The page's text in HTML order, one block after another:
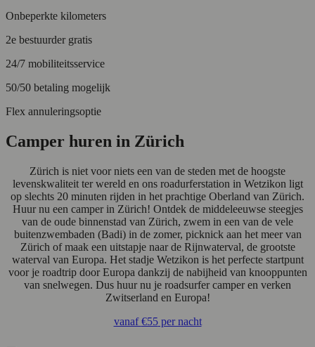
Onbeperkte kilometers
2e bestuurder gratis
24/7 mobiliteitsservice
50/50 betaling mogelijk
Flex annuleringsoptie
Camper huren in Zürich
Zürich is niet voor niets een van de steden met de hoogste
levenskwaliteit ter wereld en ons roadurferstation in Wetzikon ligt
op slechts 20 minuten rijden in het prachtige Oberland van Zürich.
Huur nu een camper in Zürich! Ontdek de middeleeuwse steegjes
van de oude binnenstad van Zürich, zwem in een van de vele
buitenzwembaden (Badi) in de zomer, picknick aan het meer van
Zürich of maak een uitstapje naar de Rijnwaterval, de grootste
waterval van Europa. Het stadje Wetzikon is het perfecte startpunt
voor je roadtrip door Europa dankzij de nabijheid van knooppunten
van snelwegen. Dus huur nu je roadsurfer camper en verken
Zwitserland en Europa!
vanaf€55per nacht